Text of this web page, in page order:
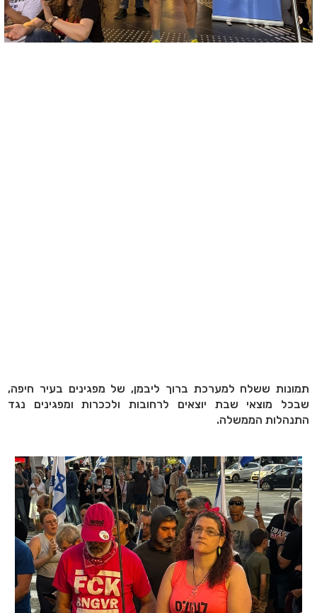
תמונות ששלח למערכת ברוך ליבמן, של מפגינים בעיר חיפה,
שבכל מוצאי שבת יוצאים לרחובות ולככרות ומפגינים נגד
התנהלות הממשלה.